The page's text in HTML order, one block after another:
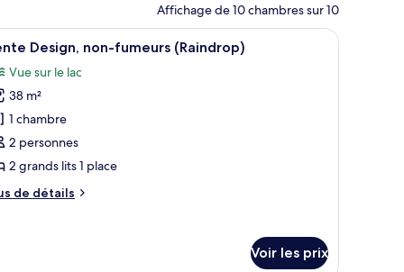
Affichage de 10 chambres sur 10
bien éclairée, avec des murs en bois, plusieurs lits et une lucarne.
:
Une pièce moderne et spacieuse, dotée
6 Design, non-fumeurs (Raindrop)
Vue sur le lac
38 m²
1 chambre
2 personnes
2 grands lits 1 place
de détails
Voir les prix